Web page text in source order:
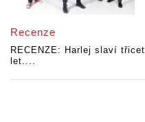
Recenze
RECENZE: Harlej slaví třicet
let....